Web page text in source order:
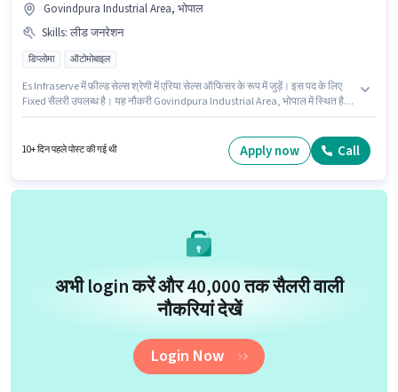
Govindpura Industrial Area, भोपाल
Skills: लीड जनरेशन
डिप्लोमा ऑटोमोबाइल
Es Infraserve में फ़ील्ड सेल्स श्रेणी में एरिया सेल्स ऑफिसर के रूप में जुड़ें। इस पद के लिए
Fixed सैलरी उपलब्ध है। यह नौकरी Govindpura Industrial Area, भोपाल में स्थित है।
साथ अतिरिक्त लाभ जैसे PF, मेडिकल बेनिफिट्स भी मिलेंगे।
10+ दिन पहले पोस्ट की गई थी Apply now Call
अभी login करें और ₹40,000 तक सैलरी वाली
नौकरियां देखें
Login Now